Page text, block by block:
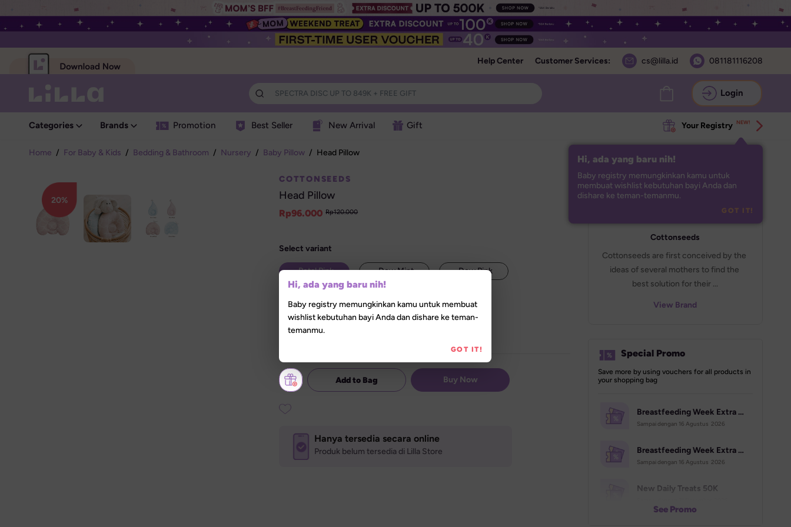
Help Center Customer Services: cs@lilla.id 081181116208
Login
Categories Brands Promotion Best Seller New Arrival Gift Your Registry NEW!
Hi, ada yang baru nih!
Baby registry memungkinkan kamu untuk
membuat wishlist kebutuhan bayi Anda dan
dishare ke teman-temanmu.
GOT IT!
Home / For Baby & Kids / Bedding & Bathroom / Nursery / Baby Pillow / Head Pillow
20%
COTTONSEEDS
Head Pillow
Rp96.000 Rp120.000
Select variant
  Petal Pink
  Dew Mint
  Dew Pink
Set Quantity
Add to Bag Buy Now
Hanya tersedia secara online
Produk belum tersedia di Lilla Store
Cottonseeds
Cottonseeds are first conceived by the
ideas of several mothers to find the
best solution for their ...
View Brand
Special Promo
Save more by using vouchers for all products in
your shopping bag
Breastfeeding Week Extra Voucher (70K)
Sampai dengan 16 Agustus  2026
Breastfeeding Week Extra Voucher (500K)
Sampai dengan 16 Agustus  2026
New Daily Treats 50K
See Promo
Hi, ada yang baru nih!
Baby registry memungkinkan kamu untuk membuat
wishlist kebutuhan bayi Anda dan dishare ke teman-
temanmu.
GOT IT!